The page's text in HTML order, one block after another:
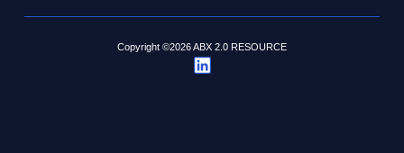
Copyright ©2026 ABX 2.0 RESOURCE